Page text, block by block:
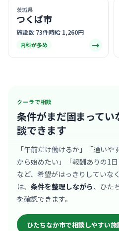
茨城県
つくば市
施設数 73件時給 1,260円
内科が多め →
クーラで相談
条件がまだ固まってい
談できます
「午前だけ働けるか」「通い
から始めたい」「報酬ありの1
など、希望がはっきりしていな
は、 条件を整理しながら、ひた
を確認できます。
ひたちなか市で相談しやすい